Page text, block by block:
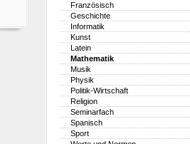
Französisch
Geschichte
Informatik
Kunst
Latein
Mathematik
Musik
Physik
Politik-Wirtschaft
Religion
Seminarfach
Spanisch
Sport